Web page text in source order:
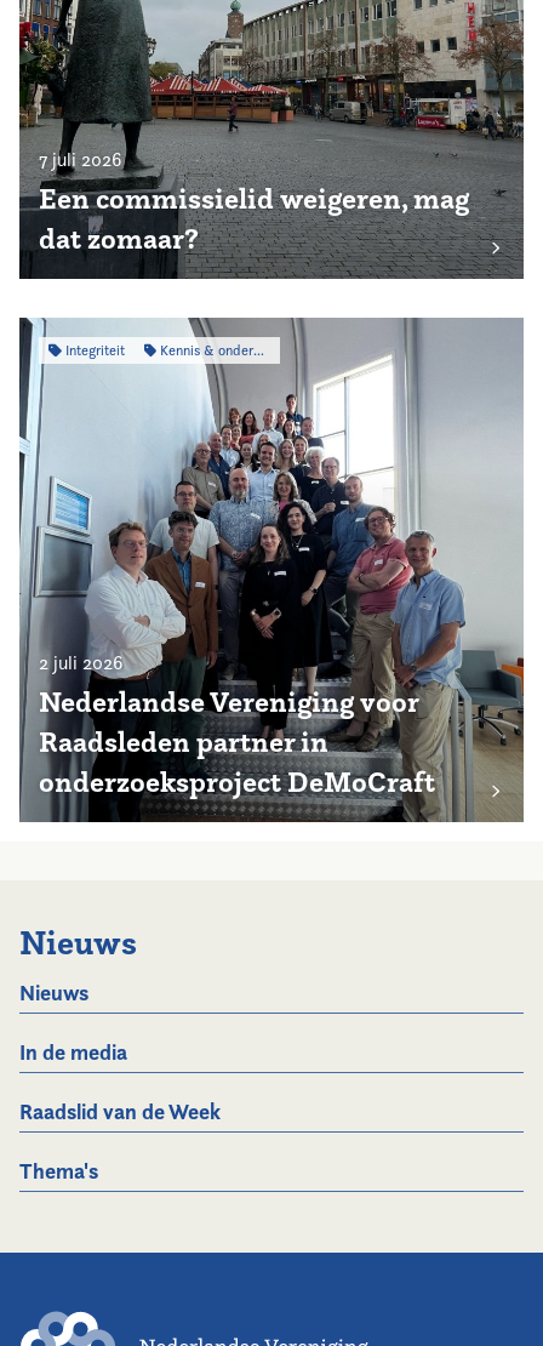
7 juli 2026
Een commissielid weigeren, mag
dat zomaar?
Integriteit Kennis & onderzoek
2 juli 2026
Nederlandse Vereniging voor
Raadsleden partner in
onderzoeksproject DeMoCraft
Nieuws
Nieuws
In de media
Raadslid van de Week
Thema's